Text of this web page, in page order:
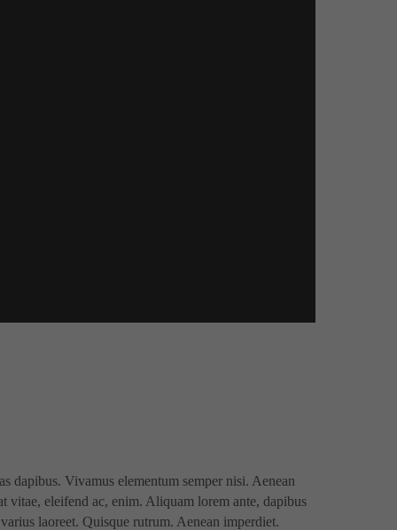
dapibus. Vivamus elementum semper nisi. Aenean
vitae, eleifend ac, enim. Aliquam lorem ante, dapibus
laoreet. Quisque rutrum. Aenean imperdiet.